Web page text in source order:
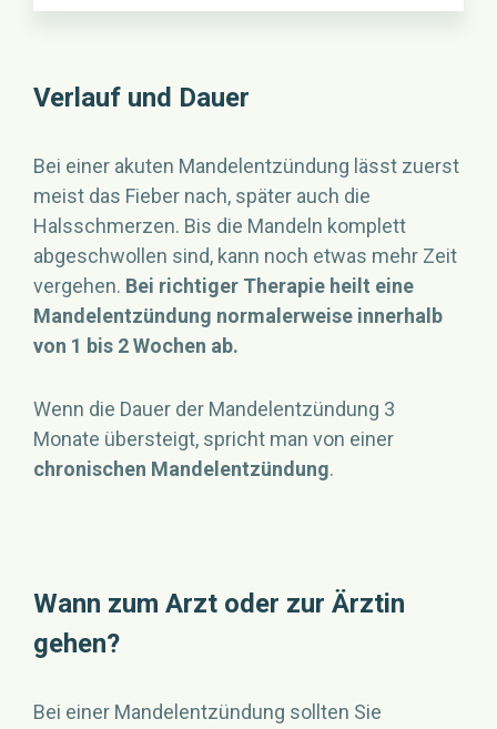
Verlauf und Dauer
Bei einer akuten Mandelentzündung lässt zuerst
meist das Fieber nach, später auch die
Halsschmerzen. Bis die Mandeln komplett
abgeschwollen sind, kann noch etwas mehr Zeit
vergehen. Bei richtiger Therapie heilt eine
Mandelentzündung normalerweise innerhalb
von 1 bis 2 Wochen ab.
Wenn die Dauer der Mandelentzündung 3
Monate übersteigt, spricht man von einer
chronischen Mandelentzündung.
Wann zum Arzt oder zur Ärztin
gehen?
Bei einer Mandelentzündung sollten Sie